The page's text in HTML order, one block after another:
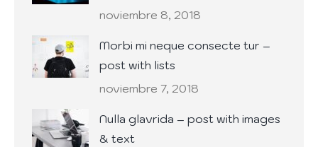
noviembre 8, 2018
Morbi mi neque consecte tur –
post with lists
noviembre 7, 2018
Nulla glavrida – post with images
& text